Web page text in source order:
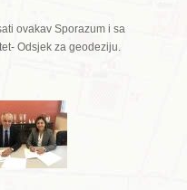
ovakav Sporazum i sa
Odsjek za geodeziju.